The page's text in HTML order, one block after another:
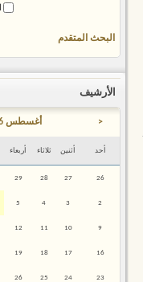
البحث المتقدم
الأرشيف
< أغسطس 2026
أحد أثنين ثلاثاء أربعاء
26
27
28
29
2
3
4
5
9
10
11
12
16
17
18
19
23
24
25
26